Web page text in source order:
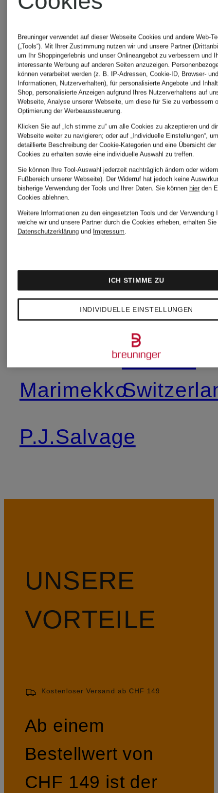
& Soul
Sale
Weitere Marken
AMIRI
Marimekko
P.J.Salvage
&
Panna
Weseta
UNSERE
VORTEILE
Kostenloser Versand ab CHF 149
Ab einem
Bestellwert von
CHF 149 ist der
Breuninger verwendet auf dieser Webseite Cookies und andere Web-
(„Tools“). Mit Ihrer Zustimmung nutzen wir und unsere Partner
um Ihr Shoppingerlebnis und unser Onlineangebot zu verbessern und
interessante Werbung auf anderen Seiten anzuzeigen.
können verarbeitet werden (z. B. IP-Adressen, Cookie-ID, Browser-
Informationen, Nutzerverhalten), für personalisierte Angebote und
Shop, personalisierte Anzeigen aufgrund Ihres Nutzerverhaltens auf
Webseite, Analyse unserer Webseite, um diese für Sie zu verbessern
Optimierung der Werbeaussteuerung.
Klicken Sie auf „Ich stimme zu“ um alle Cookies zu akzeptieren und
Webseite weiter zu navigieren; oder auf „Individuelle Einstellungen“,
detaillierte Beschreibung der Cookie-Kategorien und eine Übersicht
Cookies zu erhalten sowie eine individuelle Auswahl zu treffen.
Sie können Ihre Tool-Auswahl jederzeit nachträglich ändern oder
Fußbereich unserer Webseite). Der Widerruf hat jedoch keine
bisherige Verwendung der Tools und Ihrer Daten. Sie können hier den
Cookies ablehnen.
Weitere Informationen zu den eingesetzten Tools und der Verwendung
welche wir und unsere Partner durch die Cookies erheben, erhalten
Datenschutzerklärung und Impressum.
INDIVIDUELLE EINSTELLUNGEN
ICH STIMME ZU